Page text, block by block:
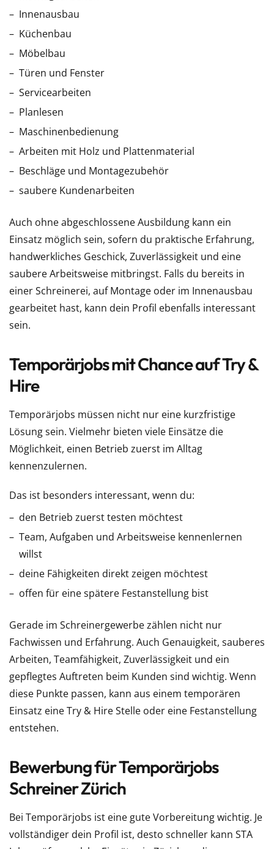
Innenausbau
Küchenbau
Möbelbau
Türen und Fenster
Servicearbeiten
Planlesen
Maschinenbedienung
Arbeiten mit Holz und Plattenmaterial
Beschläge und Montagezubehör
saubere Kundenarbeiten
Auch ohne abgeschlossene Ausbildung kann ein
Einsatz möglich sein, sofern du praktische Erfahrung,
handwerkliches Geschick, Zuverlässigkeit und eine
saubere Arbeitsweise mitbringst. Falls du bereits in
einer Schreinerei, auf Montage oder im Innenausbau
gearbeitet hast, kann dein Profil ebenfalls interessant
sein.
Temporärjobs mit Chance auf Try &
Hire
Temporärjobs müssen nicht nur eine kurzfristige
Lösung sein. Vielmehr bieten viele Einsätze die
Möglichkeit, einen Betrieb zuerst im Alltag
kennenzulernen.
Das ist besonders interessant, wenn du:
den Betrieb zuerst testen möchtest
Team, Aufgaben und Arbeitsweise kennenlernen
willst
deine Fähigkeiten direkt zeigen möchtest
offen für eine spätere Festanstellung bist
Gerade im Schreinergewerbe zählen nicht nur
Fachwissen und Erfahrung. Auch Genauigkeit, sauberes
Arbeiten, Teamfähigkeit, Zuverlässigkeit und ein
gepflegtes Auftreten beim Kunden sind wichtig. Wenn
diese Punkte passen, kann aus einem temporären
Einsatz eine Try & Hire Stelle oder eine Festanstellung
entstehen.
Bewerbung für Temporärjobs
Schreiner Zürich
Bei Temporärjobs ist eine gute Vorbereitung wichtig. Je
vollständiger dein Profil ist, desto schneller kann STA